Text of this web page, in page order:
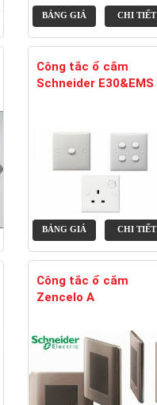
BẢNG GIÁ CHI TIẾT
Công tắc ổ cắm
Schneider E30&EMS
BẢNG GIÁ CHI TIẾT
Công tắc ổ cắm
Zencelo A